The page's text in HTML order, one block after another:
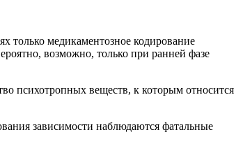
только медикаментозное кодирование
возможно, только при ранней фазе
психотропных веществ, к которым относится
зависимости наблюдаются фатальные